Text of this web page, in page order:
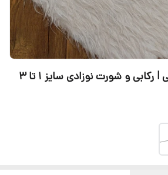
خرید آنلاین سیسمونی l رکابی و شورت نوزادی سایز 1 تا 3